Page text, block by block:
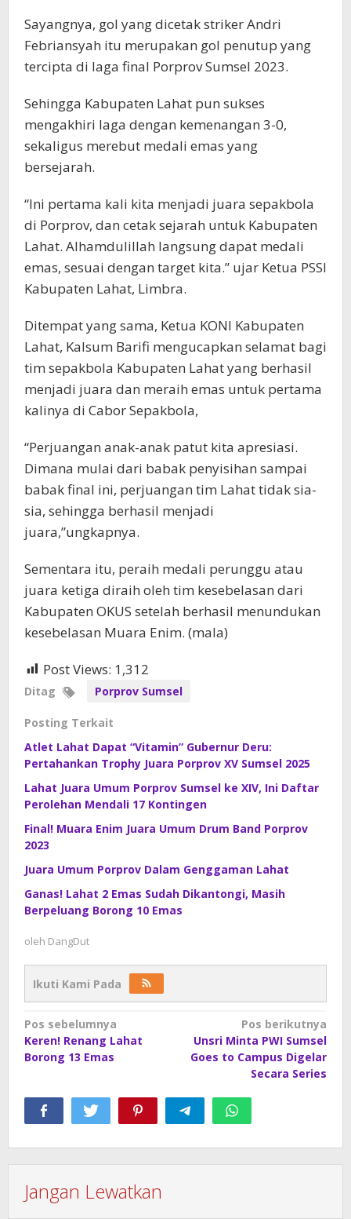
Sayangnya, gol yang dicetak striker Andri
Febriansyah itu merupakan gol penutup yang
tercipta di laga final Porprov Sumsel 2023.
Sehingga Kabupaten Lahat pun sukses
mengakhiri laga dengan kemenangan 3-0,
sekaligus merebut medali emas yang
bersejarah.
“Ini pertama kali kita menjadi juara sepakbola
di Porprov, dan cetak sejarah untuk Kabupaten
Lahat. Alhamdulillah langsung dapat medali
emas, sesuai dengan target kita.” ujar Ketua PSSI
Kabupaten Lahat, Limbra.
Ditempat yang sama, Ketua KONI Kabupaten
Lahat, Kalsum Barifi mengucapkan selamat bagi
tim sepakbola Kabupaten Lahat yang berhasil
menjadi juara dan meraih emas untuk pertama
kalinya di Cabor Sepakbola,
“Perjuangan anak-anak patut kita apresiasi.
Dimana mulai dari babak penyisihan sampai
babak final ini, perjuangan tim Lahat tidak sia-
sia, sehingga berhasil menjadi
juara,”ungkapnya.
Sementara itu, peraih medali perunggu atau
juara ketiga diraih oleh tim kesebelasan dari
Kabupaten OKUS setelah berhasil menundukan
kesebelasan Muara Enim. (mala)
Post Views: 1,312
Ditag Porprov Sumsel
Posting Terkait
Atlet Lahat Dapat “Vitamin” Gubernur Deru:
Pertahankan Trophy Juara Porprov XV Sumsel 2025
Lahat Juara Umum Porprov Sumsel ke XIV, Ini Daftar
Perolehan Mendali 17 Kontingen
Final! Muara Enim Juara Umum Drum Band Porprov
2023
Juara Umum Porprov Dalam Genggaman Lahat
Ganas! Lahat 2 Emas Sudah Dikantongi, Masih
Berpeluang Borong 10 Emas
oleh DangDut
Ikuti Kami Pada
Navigasi
pos
Pos sebelumnya
Keren! Renang Lahat
Borong 13 Emas
Pos berikutnya
Unsri Minta PWI Sumsel
Goes to Campus Digelar
Secara Series
Jangan Lewatkan